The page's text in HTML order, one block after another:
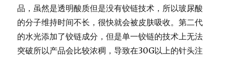
品，虽然是透明酸质但是没有铰链技术， 所以玻尿酸
的分子维持时间不长，很快就会被皮肤吸收。第二代
的水光添加了铰链成分，但是单一铰链的技术上无法
突破所以产品会比较浓稠，导致在30G以上的针头注